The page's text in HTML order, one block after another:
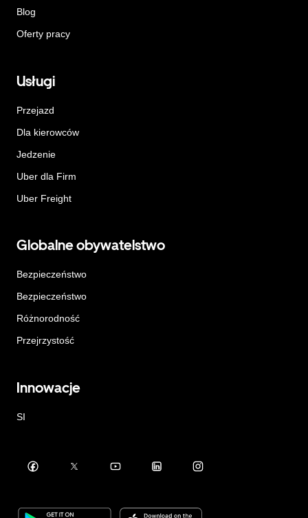
Blog
Oferty pracy
Usługi
Przejazd
Dla kierowców
Jedzenie
Uber dla Firm
Uber Freight
Globalne obywatelstwo
Bezpieczeństwo
Bezpieczeństwo
Różnorodność
Przejrzystość
Innowacje
SI